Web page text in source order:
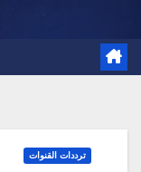
ترددات القنوات